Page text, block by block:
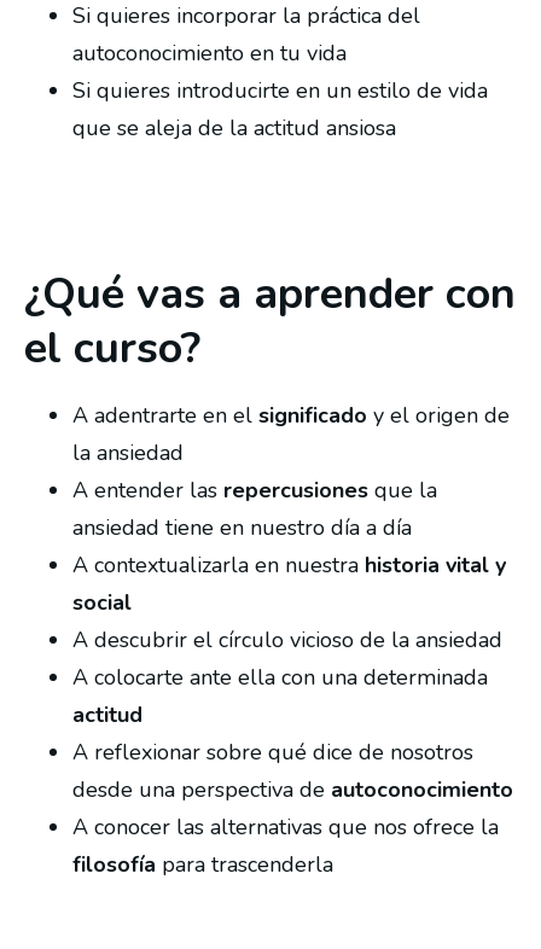
Si quieres incorporar la práctica del
autoconocimiento en tu vida
Si quieres introducirte en un estilo de vida
que se aleja de la actitud ansiosa
¿Qué vas a aprender con
el curso?
A adentrarte en el significado y el origen de
la ansiedad
A entender las repercusiones que la
ansiedad tiene en nuestro día a día
A contextualizarla en nuestra historia vital y
social
A descubrir el círculo vicioso de la ansiedad
A colocarte ante ella con una determinada
actitud
A reflexionar sobre qué dice de nosotros
desde una perspectiva de autoconocimiento
A conocer las alternativas que nos ofrece la
filosofía para trascenderla